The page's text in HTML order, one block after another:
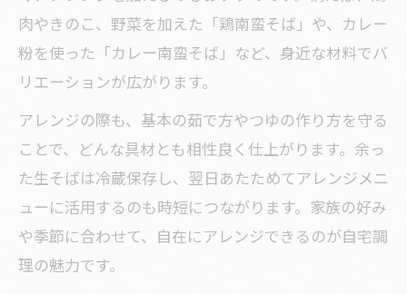
肉やきのこ、野菜を加えた「鶏南蛮そば」や、カレー
粉を使った「カレー南蛮そば」など、身近な材料でバ
リエーションが広がります。
アレンジの際も、基本の茹で方やつゆの作り方を守る
ことで、どんな具材とも相性良く仕上がります。余っ
た生そばは冷蔵保存し、翌日あたためてアレンジメニ
ューに活用するのも時短につながります。家族の好み
や季節に合わせて、自在にアレンジできるのが自宅調
理の魅力です。